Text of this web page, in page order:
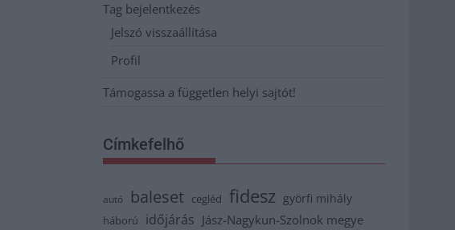
Tag bejelentkezés
Jelszó visszaállítása
Profil
Támogassa a független helyi sajtót!
Címkefelhő
autó baleset cegléd fidesz györfi mihály
háború időjárás Jász-Nagykun-Szolnok megye